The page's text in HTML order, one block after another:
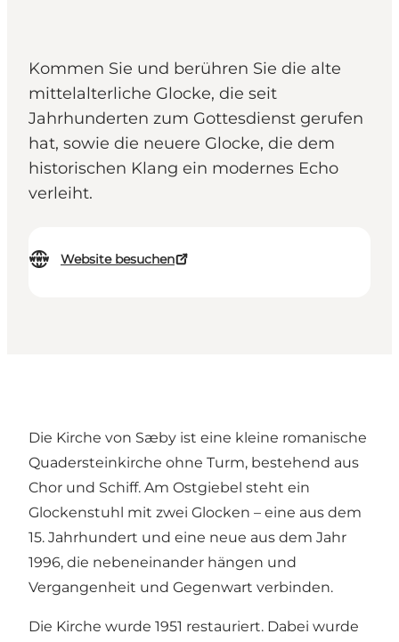
Kommen Sie und berühren Sie die alte
mittelalterliche Glocke, die seit
Jahrhunderten zum Gottesdienst gerufen
hat, sowie die neuere Glocke, die dem
historischen Klang ein modernes Echo
verleiht.
Website besuchen
Die Kirche von Sæby ist eine kleine romanische
Quadersteinkirche ohne Turm, bestehend aus
Chor und Schiff. Am Ostgiebel steht ein
Glockenstuhl mit zwei Glocken – eine aus dem
15. Jahrhundert und eine neue aus dem Jahr
1996, die nebeneinander hängen und
Vergangenheit und Gegenwart verbinden.
Die Kirche wurde 1951 restauriert. Dabei wurde